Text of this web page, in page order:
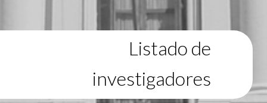
Listado de
investigadores